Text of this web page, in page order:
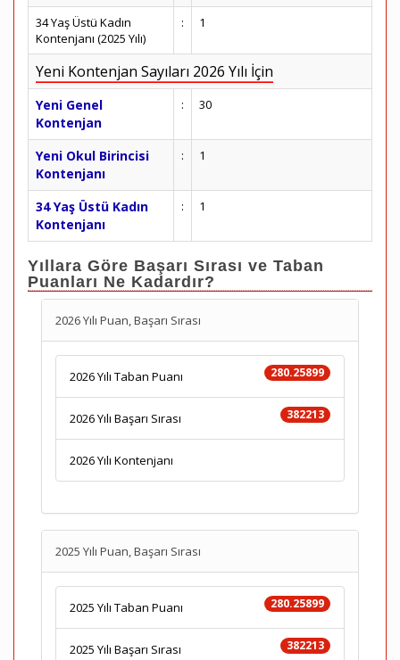
34 Yaş Üstü Kadın
Kontenjanı (2025 Yılı)
: 1
Yeni Kontenjan Sayıları 2026 Yılı İçin
Yeni Genel
Kontenjan
: 30
Yeni Okul Birincisi
Kontenjanı
: 1
34 Yaş Üstü Kadın
Kontenjanı
: 1
Yıllara Göre Başarı Sırası ve Taban
Puanları Ne Kadardır?
2026 Yılı Puan, Başarı Sırası
280.25899
2026 Yılı Taban Puanı
382213
2026 Yılı Başarı Sırası
2026 Yılı Kontenjanı
2025 Yılı Puan, Başarı Sırası
280.25899
2025 Yılı Taban Puanı
382213
2025 Yılı Başarı Sırası